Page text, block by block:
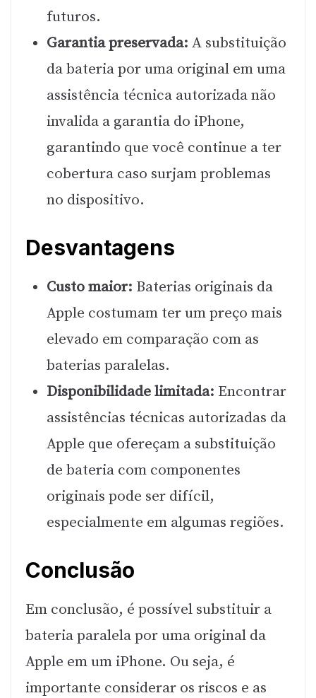
futuros.
Garantia preservada: A substituição
da bateria por uma original em uma
assistência técnica autorizada não
invalida a garantia do iPhone,
garantindo que você continue a ter
cobertura caso surjam problemas
no dispositivo.
Desvantagens
Custo maior: Baterias originais da
Apple costumam ter um preço mais
elevado em comparação com as
baterias paralelas.
Disponibilidade limitada: Encontrar
assistências técnicas autorizadas da
Apple que ofereçam a substituição
de bateria com componentes
originais pode ser difícil,
especialmente em algumas regiões.
Conclusão
Em conclusão, é possível substituir a
bateria paralela por uma original da
Apple em um iPhone. Ou seja, é
importante considerar os riscos e as